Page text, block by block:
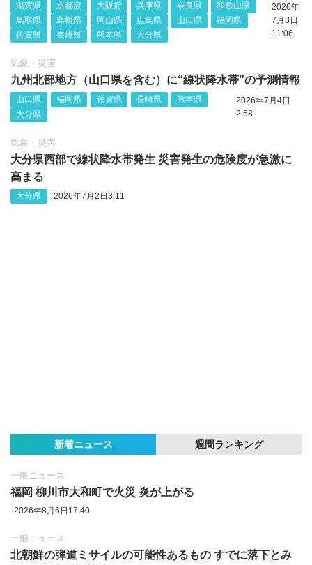
滋賀県 京都府 大阪府 兵庫県 奈良県
和歌山県
鳥取県
島根県 岡山県 広島県 山口県
福岡県
佐賀県
長崎県 熊本県 大分県
2026年
7月8日
11:06
気象・災害
九州北部地方（山口県を含む）に“線状降水帯”の予測情報
山口県 福岡県 佐賀県 長崎県
熊本県
大分県
2026年7月4日
2:58
気象・災害
大分県西部で線状降水帯発生 災害発生の危険度が急激に
高まる
大分県 2026年7月2日3:11
新着ニュース 週間ランキング
一般ニュース
福岡 柳川市大和町で火災 炎が上がる
2026年8月6日17:40
一般ニュース
北朝鮮の弾道ミサイルの可能性あるもの すでに落下とみ